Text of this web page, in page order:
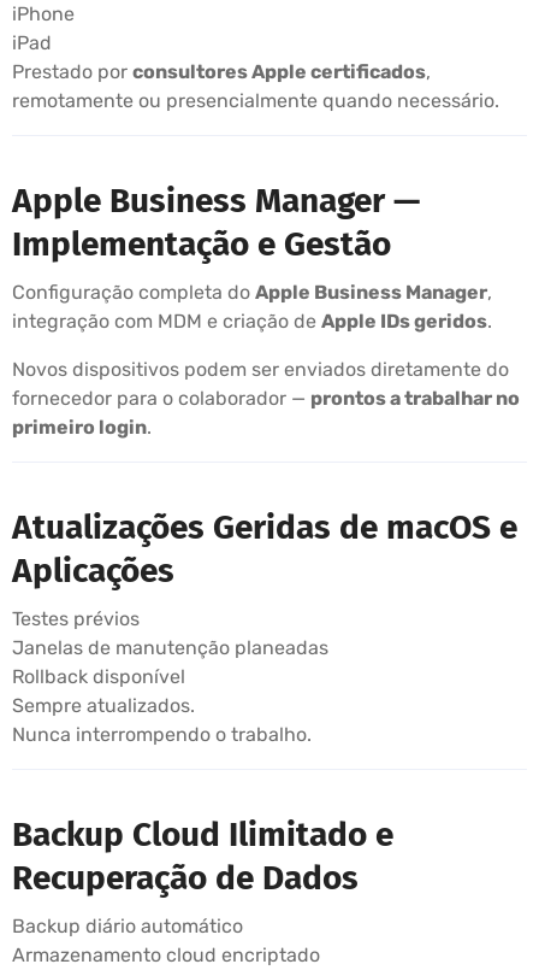
iPhone
iPad
Prestado por consultores Apple certificados,
remotamente ou presencialmente quando necessário.
Apple Business Manager —
Implementação e Gestão
Configuração completa do Apple Business Manager,
integração com MDM e criação de Apple IDs geridos.
Novos dispositivos podem ser enviados diretamente do
fornecedor para o colaborador — prontos a trabalhar no
primeiro login.
Atualizações Geridas de macOS e
Aplicações
Testes prévios
Janelas de manutenção planeadas
Rollback disponível
Sempre atualizados.
Nunca interrompendo o trabalho.
Backup Cloud Ilimitado e
Recuperação de Dados
Backup diário automático
Armazenamento cloud encriptado